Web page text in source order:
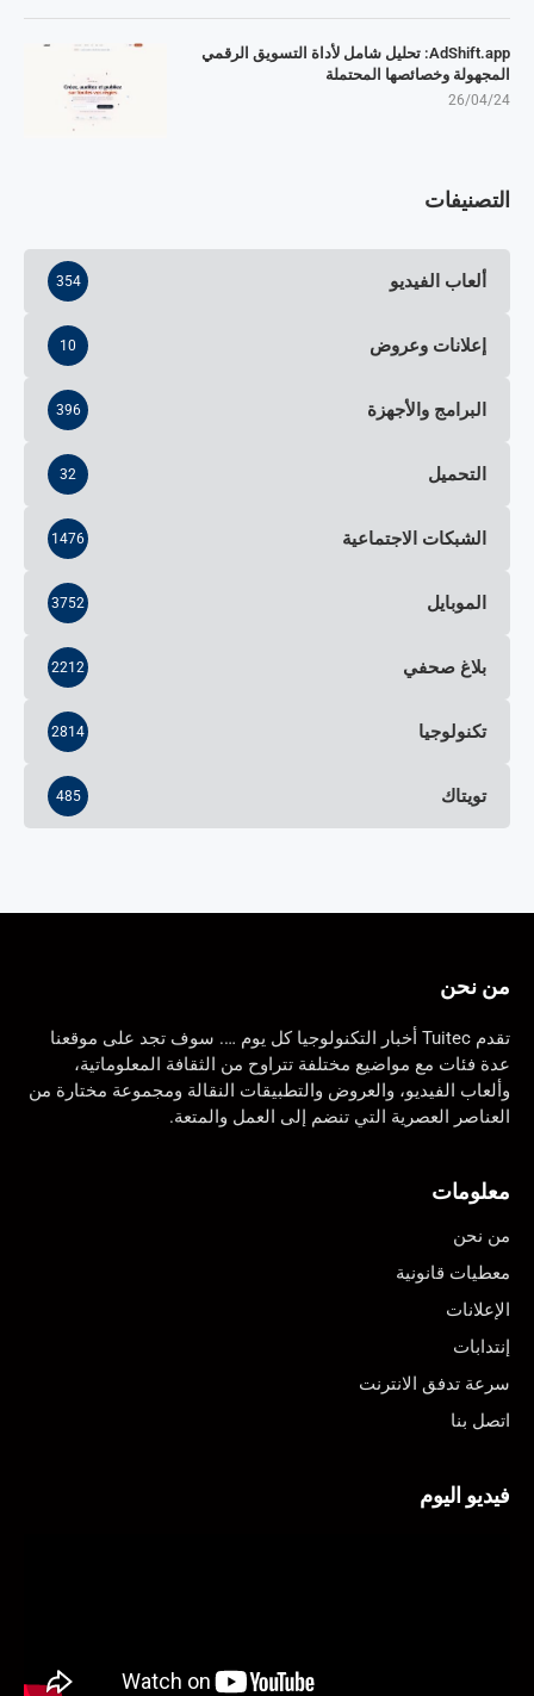
AdShift.app: تحليل شامل لأداة التسويق الرقمي
المجهولة وخصائصها المحتملة
26/04/24
التصنيفات
ألعاب الفيديو 354
إعلانات وعروض 10
البرامج والأجهزة 396
التحميل 32
الشبكات الاجتماعية 1476
الموبايل 3752
بلاغ صحفي 2212
تكنولوجيا 2814
تويتاك 485
من نحن
تقدم Tuitec أخبار التكنولوجيا كل يوم …. سوف تجد على موقعنا
عدة فئات مع مواضيع مختلفة تتراوح من الثقافة المعلوماتية،
وألعاب الفيديو، والعروض والتطبيقات النقالة ومجموعة مختارة من
العناصر العصرية التي تنضم إلى العمل والمتعة.
معلومات
من نحن
معطيات قانونية
الإعلانات
إنتدابات
سرعة تدفق الانترنت
اتصل بنا
فيديو اليوم